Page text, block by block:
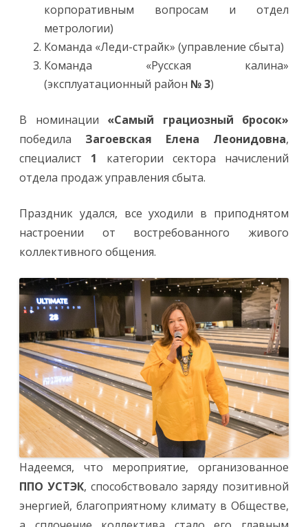
корпоративным вопросам и отдел
метрологии)
Команда «Леди-страйк» (управление сбыта)
Команда «Русская калина»
(эксплуатационный район № 3)
В номинации «Самый грациозный бросок»
победила Загоевская Елена Леонидовна,
специалист 1 категории сектора начислений
отдела продаж управления сбыта.
Праздник удался, все уходили в приподнятом
настроении от востребованного живого
коллективного общения.
Надеемся, что мероприятие, организованное
ППО УСТЭК, способствовало заряду позитивной
энергией, благоприятному климату в Обществе,